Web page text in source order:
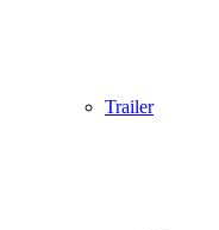
Trailer